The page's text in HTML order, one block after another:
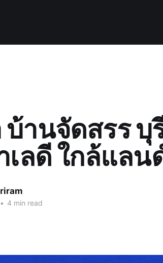
านจัดสรร บุ
เลดี ใกล้แล
• 4 min read